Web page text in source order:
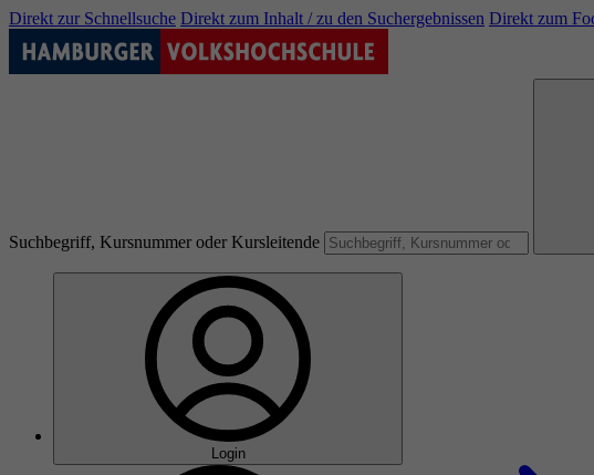
Direkt zur Schnellsuche Direkt zum Inhalt / zu den Suchergebnissen Direkt zum
Suchbegriff, Kursnummer oder Kursleitende
Login